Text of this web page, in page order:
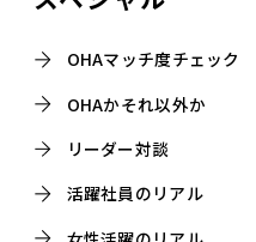
OHAマッチ度チェック
OHAかそれ以外か
リーダー対談
活躍社員のリアル